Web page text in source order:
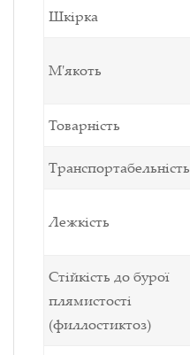
Шкірка
М'якоть
Товарність
Транспортабельність
Лежкість
Стійкість до бурої
плямистості
(филлостиктоз)